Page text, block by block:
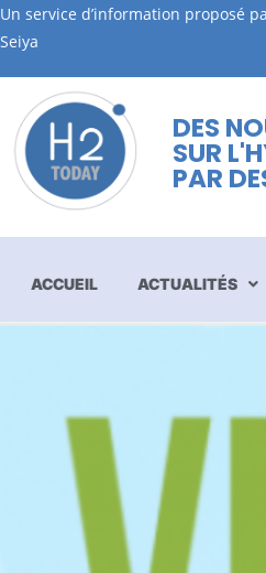
Un service d’information proposé
Seiya
DES
SUR
PAR
ACCUEIL ACTUALITÉS